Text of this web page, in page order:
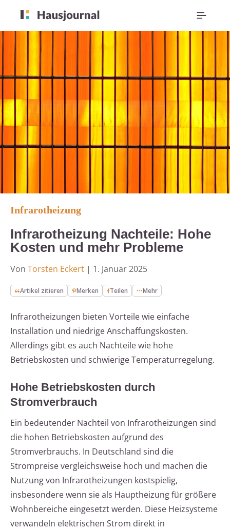
Infrarotheizung
Infrarotheizung Nachteile: Hohe
Kosten und mehr Probleme
Von Torsten Eckert | 1. Januar 2025
Artikel zitieren Merken Teilen Mehr
Infrarotheizungen bieten Vorteile wie einfache
Installation und niedrige Anschaffungskosten.
Allerdings gibt es auch Nachteile wie hohe
Betriebskosten und schwierige Temperaturregelung.
Hohe Betriebskosten durch
Stromverbrauch
Ein bedeutender Nachteil von Infrarotheizungen sind
die hohen Betriebskosten aufgrund des
Stromverbrauchs. In Deutschland sind die
Strompreise vergleichsweise hoch und machen die
Nutzung von Infrarotheizungen kostspielig,
insbesondere wenn sie als Hauptheizung für größere
Wohnbereiche eingesetzt werden. Diese Heizsysteme
verwandeln elektrischen Strom direkt in